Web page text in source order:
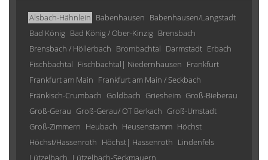
Alsbach-Hähnlein Babenhausen Babenhausen/Langstadt
Bad König Bad König / Ober-Kinzig Brensbach
Brensbach / Höllerbach Brombachtal Darmstadt Erbach
Fischbachtal Fischbachtal| Niedernhausen Frankfurt
Frankfurt am Main Frankfurt am Main / Seckbach
Fränkisch-Crumbach Goldbach Griesheim Groß-Bieberau
Groß-Gerau Groß-Gerau/ OT Berkach Groß-Umstadt
Groß-Zimmern Heubach Heusenstamm Höchst
Höchst/Hassenroth Höchst| Hassenroth Lindenfels
Lützelbach Lützelbach-Seckmauern